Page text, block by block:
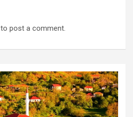
to post a comment.